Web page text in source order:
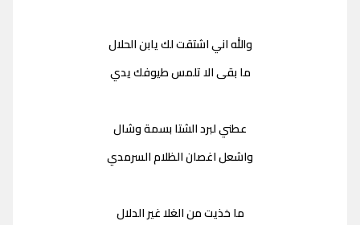
والله اني اشتقت لك يابن الحلال
ما بقى الا تلمس طيوفك يدي
عطني لبرد الشتا بسمة وشال
واشعل اغصان الظلام السرمدي
ما خذيت من الغلا غير الدلال